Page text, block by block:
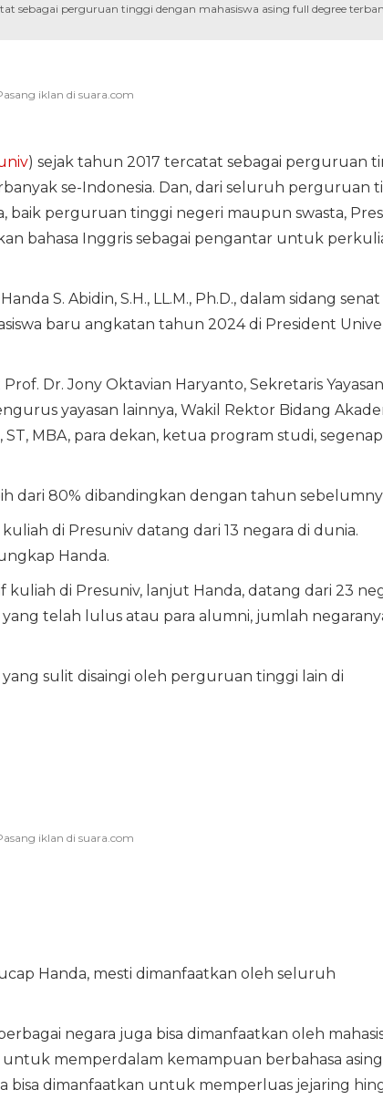
sebagai perguruan tinggi dengan mahasiswa asing full degree
) sejak tahun 2017 tercatat sebagai perguruan
se-Indonesia. Dan, dari seluruh perguruan
baik perguruan tinggi negeri maupun swasta,
bahasa Inggris sebagai pengantar untuk
S. Abidin, S.H., LL.M., Ph.D., dalam sidang senat
baru angkatan tahun 2024 di President
Dr. Jony Oktavian Haryanto, Sekretaris Yayasan
yayasan lainnya, Wakil Rektor Bidang
ST, MBA, para dekan, ketua program studi, segenap
dari 80% dibandingkan dengan tahun
di Presuniv datang dari 13 negara di dunia.
Handa.
kuliah di Presuniv, lanjut Handa, datang dari 23
telah lulus atau para alumni, jumlah
sulit disaingi oleh perguruan tinggi lain di
Handa, mesti dimanfaatkan oleh seluruh
negara juga bisa dimanfaatkan oleh
untuk memperdalam kemampuan berbahasa
bisa dimanfaatkan untuk memperluas jejaring